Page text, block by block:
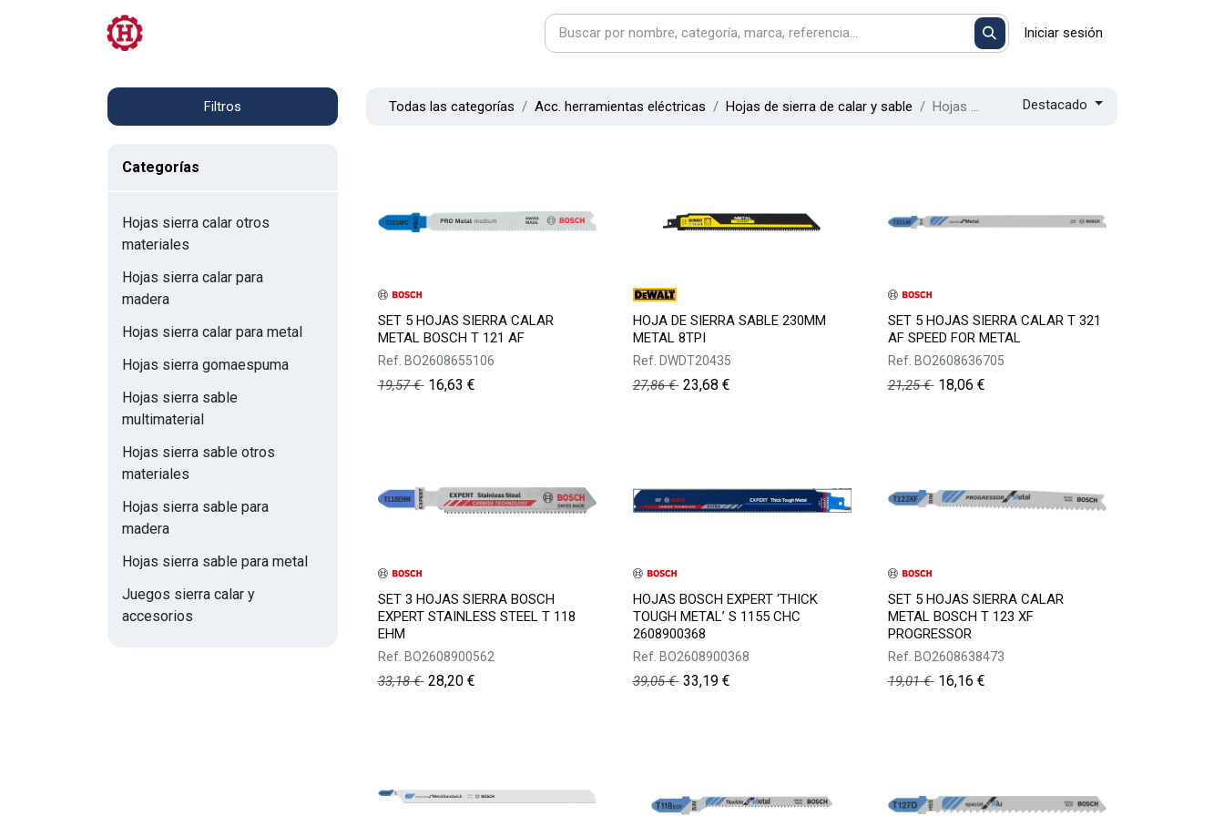
Iniciar sesión
Filtros
Categorías
Hojas sierra calar otros
materiales
Hojas sierra calar para
madera
Hojas sierra calar para metal
Hojas sierra gomaespuma
Hojas sierra sable
multimaterial
Hojas sierra sable otros
materiales
Hojas sierra sable para
madera
Hojas sierra sable para metal
Juegos sierra calar y
accesorios
Todas las categorías Acc. herramientas eléctricas Hojas de sierra de calar y sable Destacado
SET 5 HOJAS SIERRA CALAR
METAL BOSCH T 121 AF
Ref. BO2608655106
19,57€ 16,63 €
HOJA DE SIERRA SABLE 230MM
METAL 8TPI
Ref. DWDT20435
27,86€ 23,68 €
SET 5 HOJAS SIERRA CALAR T 321
AF SPEED FOR METAL
Ref. BO2608636705
21,25€ 18,06 €
SET 3 HOJAS SIERRA BOSCH
EXPERT STAINLESS STEEL T 118
EHM
Ref. BO2608900562
33,18€ 28,20€
HOJAS BOSCH EXPERT ‘THICK
TOUGH METAL’ S 1155 CHC
2608900368
Ref. BO2608900368
39,05€ 33,19€
SET 5 HOJAS SIERRA CALAR
METAL BOSCH T 123 XF
PROGRESSOR
Ref. BO2608638473
19,01€ 16,16 €